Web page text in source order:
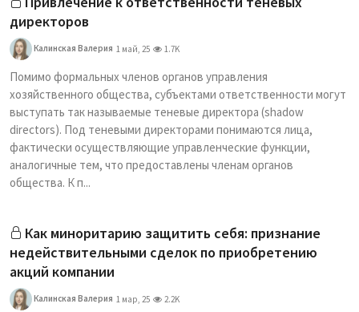
директоров
Калинская Валерия 1 май, 25 1.7K
Помимо формальных членов органов управления
хозяйственного общества, субъектами ответственности могут
выступать так называемые теневые директора (shadow
directors). Под теневыми директорами понимаются лица,
фактически осуществляющие управленческие функции,
аналогичные тем, что предоставлены членам органов
общества. К п...
Как миноритарию защитить себя: признание
недействительными сделок по приобретению
акций компании
Калинская Валерия 1 мар, 25 2.2K